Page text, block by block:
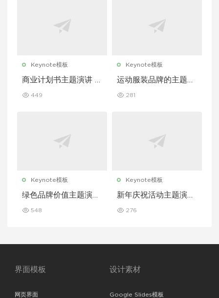
Keynote模板
商业计划书主题演讲 K
449
Keynote模板
运动服装品牌的主题演
281
Keynote模板
绿色品牌价值主题演讲
548
Keynote模板
新年庆祝活动主题演讲
276
界面模板
网页界面
设计素材
Google Slides模板